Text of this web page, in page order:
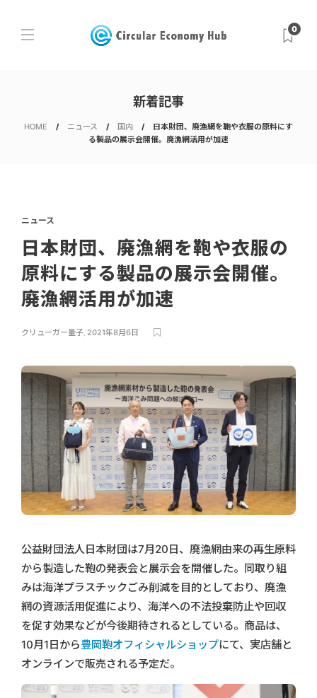
0
新着記事
HOME ニュース 国内
日本財団、廃漁網を鞄や衣服の原料にす
る製品の展示会開催。廃漁網活用が加速
ニュース
日本財団、廃漁網を鞄や衣服の
原料にする製品の展示会開催。
廃漁網活用が加速
クリューガー量子, 2021年8月6日
公益財団法人日本財団は7月20日、廃漁網由来の再生原料
から製造した鞄の発表会と展示会を開催した。同取り組
みは海洋プラスチックごみ削減を目的としており、廃漁
網の資源活用促進により、海洋への不法投棄防止や回収
を促す効果などが今後期待されるとしている。商品は、
10月1日から豊岡鞄オフィシャルショップにて、実店舗と
オンラインで販売される予定だ。